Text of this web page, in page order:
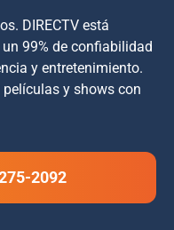
DIRECTV está
99% de confiabilidad
y entretenimiento.
y shows con
2092